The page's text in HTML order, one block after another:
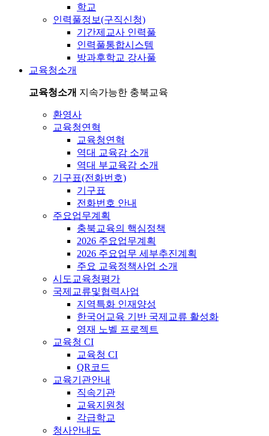
학교
인력풀정보(구직신청)
기간제교사 인력풀
인력풀통합시스템
방과후학교 강사풀
교육청소개
교육청소개 지속가능한 충북교육
환영사
교육청연혁
교육청연혁
역대 교육감 소개
역대 부교육감 소개
기구표(전화번호)
기구표
전화번호 안내
주요업무계획
충북교육의 핵심정책
2026 주요업무계획
2026 주요업무 세부추진계획
주요 교육정책사업 소개
시도교육청평가
국제교류및협력사업
지역특화 인재양성
한국어교육 기반 국제교류 활성화
영재 노벨 프로젝트
교육청 CI
교육청 CI
QR코드
교육기관안내
직속기관
교육지원청
각급학교
청사안내도